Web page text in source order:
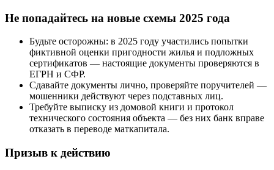
Не попадайтесь на новые схемы 2025 года
Будьте осторожны: в 2025 году участились попытки
фиктивной оценки пригодности жилья и подложных
сертификатов — настоящие документы проверяются в
ЕГРН и СФР.
Сдавайте документы лично, проверяйте поручителей —
мошенники действуют через подставных лиц.
Требуйте выписку из домовой книги и протокол
технического состояния объекта — без них банк вправе
отказать в переводе маткапитала.
Призыв к действию